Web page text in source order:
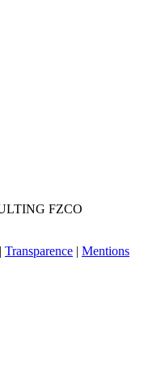
FZCO
| Transparence | Mentions